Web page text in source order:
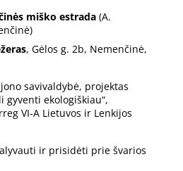
miško estrada (A.
, Gėlos g. 2b, Nemenčinė,
savivaldybė, projektas
gyventi ekologiškiau“,
VI-A Lietuvos ir Lenkijos
ir prisidėti prie švarios